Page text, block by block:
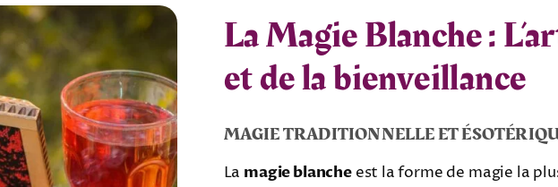
La Magie Blanche :
et de la bienveillance
MAGIE TRADITIONNELLE ET
La magie blancheest la forme de magie la